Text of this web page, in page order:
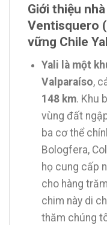
Giới thiệu
Ventisquero
vững Chile
Yali là một
Valparaíso,
148 km. Khu
vùng đất
ba cơ thể
Bologfera,
họ cung cấp
cho hàng
chim này di
thăm chúng